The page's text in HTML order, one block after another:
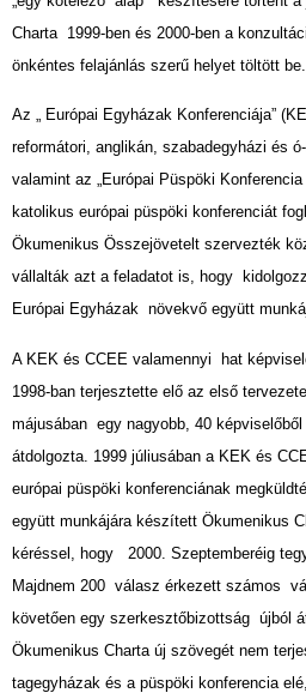
Charta 1999-ben és 2000-ben a
önkéntes felajánlás szerű helyet töltött be.
Az „ Európai Egyházak Konferenciája”
reformátori, anglikán, szabadegyházi és
valamint az „Európai Püspöki
katolikus európai püspöki konferenciát
Ökumenikus Összejövetelt szervezték
vállalták azt a feladatot is, hogy
Európai Egyházak növekvő együtt
A KEK és CCEE valamennyi hat
1998-ban terjesztette elő az első
májusában egy nagyobb, 40
átdolgozta. 1999 júliusában a KEK és
európai püspöki konferenciának
együtt munkájára készített Ökumenikus
kéréssel, hogy 2000. Szeptemberéig
Majdnem 200 válasz érkezett számos
követően egy szerkesztőbizottság újból
Ökumenikus Charta új szövegét nem
tagegyházak és a püspöki konferencia